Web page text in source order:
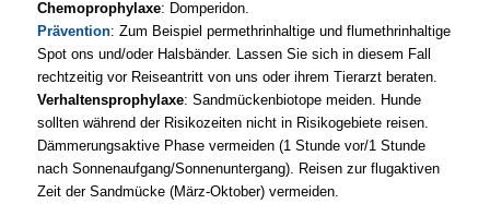
Chemoprophylaxe: Domperidon.
Prävention: Zum Beispiel permethrinhaltige und flumethrinhaltige
Spot ons und/oder Halsbänder. Lassen Sie sich in diesem Fall
rechtzeitig vor Reiseantritt von uns oder ihrem Tierarzt beraten.
Verhaltensprophylaxe: Sandmückenbiotope meiden. Hunde
sollten während der Risikozeiten nicht in Risikogebiete reisen.
Dämmerungsaktive Phase vermeiden (1 Stunde vor/1 Stunde
nach Sonnenaufgang/Sonnenuntergang). Reisen zur flugaktiven
Zeit der Sandmücke (März-Oktober) vermeiden.